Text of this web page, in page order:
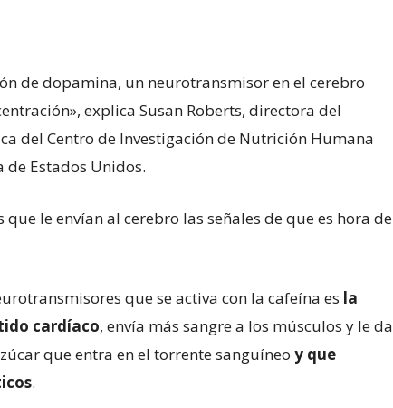
de dopamina, un neurotransmisor en el cerebro
explica Susan Roberts, directora del
del Centro de Investigación de Nutrición Humana
Estados Unidos.
le envían al cerebro las señales de que es hora de
que se activa con la cafeína es la
cardíaco, envía más sangre a los músculos y le da
que entra en el torrente sanguíneo y que
.